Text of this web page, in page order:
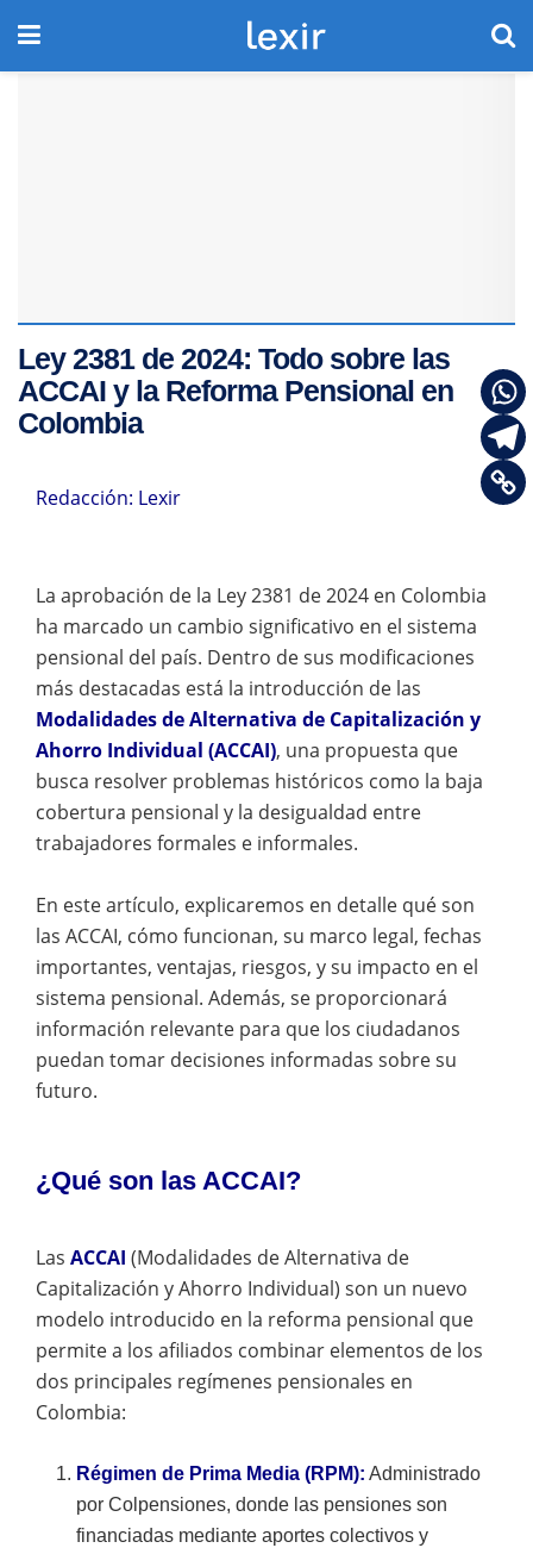
Ley 2381 de 2024: Todo sobre las
ACCAI y la Reforma Pensional en
Colombia
Redacción: Lexir
La aprobación de la Ley 2381 de 2024 en Colombia
ha marcado un cambio significativo en el sistema
pensional del país. Dentro de sus modificaciones
más destacadas está la introducción de las
Modalidades de Alternativa de Capitalización y
Ahorro Individual (ACCAI), una propuesta que
busca resolver problemas históricos como la baja
cobertura pensional y la desigualdad entre
trabajadores formales e informales.
En este artículo, explicaremos en detalle qué son
las ACCAI, cómo funcionan, su marco legal, fechas
importantes, ventajas, riesgos, y su impacto en el
sistema pensional. Además, se proporcionará
información relevante para que los ciudadanos
puedan tomar decisiones informadas sobre su
futuro.
¿Qué son las ACCAI?
Las ACCAI (Modalidades de Alternativa de
Capitalización y Ahorro Individual) son un nuevo
modelo introducido en la reforma pensional que
permite a los afiliados combinar elementos de los
dos principales regímenes pensionales en
Colombia:
Régimen de Prima Media (RPM): Administrado
por Colpensiones, donde las pensiones son
financiadas mediante aportes colectivos y